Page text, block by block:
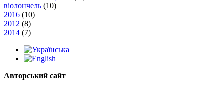
віолончель (10)
2016 (10)
2012 (8)
2014 (7)
Авторський сайт